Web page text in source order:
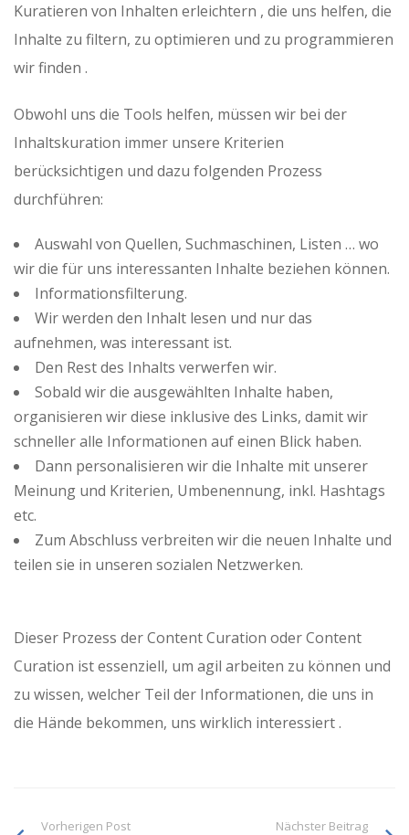
Kuratieren von Inhalten erleichtern , die uns helfen, die
Inhalte zu filtern, zu optimieren und zu programmieren
wir finden .
Obwohl uns die Tools helfen, müssen wir bei der
Inhaltskuration immer unsere Kriterien
berücksichtigen und dazu folgenden Prozess
durchführen:
Auswahl von Quellen, Suchmaschinen, Listen … wo
wir die für uns interessanten Inhalte beziehen können.
Informationsfilterung.
Wir werden den Inhalt lesen und nur das
aufnehmen, was interessant ist.
Den Rest des Inhalts verwerfen wir.
Sobald wir die ausgewählten Inhalte haben,
organisieren wir diese inklusive des Links, damit wir
schneller alle Informationen auf einen Blick haben.
Dann personalisieren wir die Inhalte mit unserer
Meinung und Kriterien, Umbenennung, inkl. Hashtags
etc.
Zum Abschluss verbreiten wir die neuen Inhalte und
teilen sie in unseren sozialen Netzwerken.
Dieser Prozess der Content Curation oder Content
Curation ist essenziell, um agil arbeiten zu können und
zu wissen, welcher Teil der Informationen, die uns in
die Hände bekommen, uns wirklich interessiert .
Vorherigen Post Nächster Beitrag